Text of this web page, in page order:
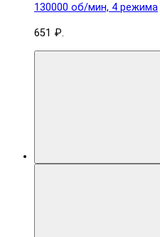
130000 об/мин, 4 режима
651 ₽.